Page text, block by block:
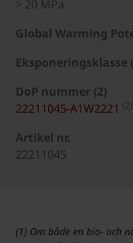
> 20 MPa
Global Warming
Eksponeringsklasse
DoP nummer (2)
22211045-A1W2221 (2)
Artikel nr.
22211045
(1) Om både en bio- och